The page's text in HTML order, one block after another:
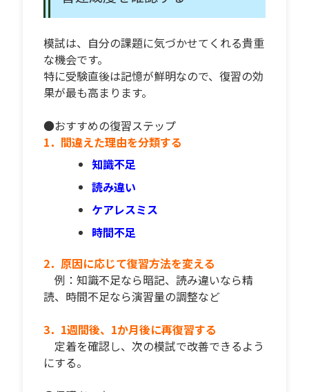
模試は、自分の課題に気づかせてくれる貴重
な機会です。
特に受験直後は記憶が鮮明なので、復習の効
果が最も高まります。
●おすすめの復習ステップ
1．間違えた理由を分類する
知識不足
読み違い
ケアレスミス
時間不足
2．原因に応じて復習方法を変える
例：知識不足なら暗記、読み違いなら精
読、時間不足なら演習量の調整など
3．1週間後、1か月後に再復習する
定着を確認し、次の模試で改善できるよう
にする。